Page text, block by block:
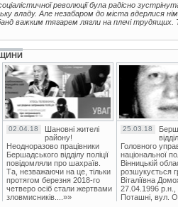
революції була радісно
владу. Але незабаром до міста вдерлися
важким тягарем лягли на плечі трудящих.
02.04.18
Шановні жителі
району!
Неодноразово працівники
Бершадського відділу поліції
повідомляли про шахраїв.
Та, незважаючи на це, тільки
протягом березня 2018-го
четверо осіб стали жертвами
зловмисників....»»
25.03.18
Головного
національної
Вінницькій
розшукується
Віталіївна
27.04.1996 р.н.,
Поташні, вул.